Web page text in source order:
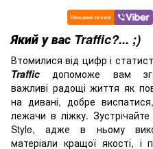
Який у вас Traffic?... ;)
Втомилися від цифр і
Traffic допоможе вам
важливі радощі життя як
на дивані, добре
лежачи в ліжку.
Style, адже в ньому
матеріали кращої якості,